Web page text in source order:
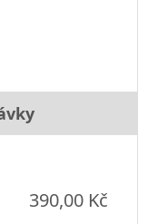
390,00 Kč